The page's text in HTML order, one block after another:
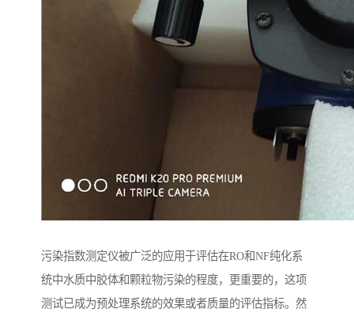
污染指数测定仪被广泛的应用于评估在RO和NF纯化系
统中水质中胶体和颗粒物污染的程度，更重要的，这项
测试已成为预处理系统的效果或者质量的评估指标。然